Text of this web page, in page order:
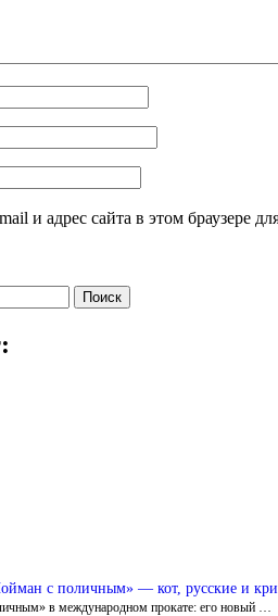
и адрес сайта в этом браузере
с поличным» — кот, русские и
в международном прокате: его новый …